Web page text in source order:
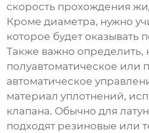
скорость прохождения
Кроме диаметра, нужно
которое будет оказывать
Также важно определить,
полуавтоматическое или
автоматическое
материал уплотнений,
клапана. Обычно для
подходят резиновые или